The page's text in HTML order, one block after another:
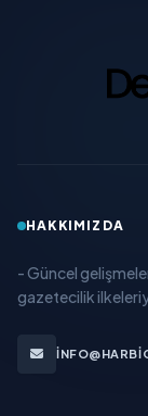
HAKKIMIZDA
- Güncel
gazetecilik